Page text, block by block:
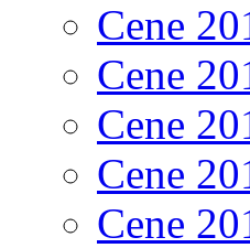
Cene
Cene
Cene
Cene
Cene